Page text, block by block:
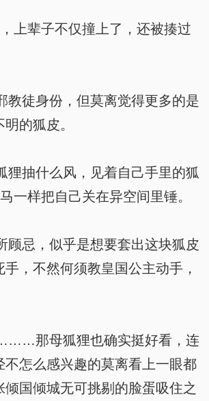
上辈子不仅撞上了，还被揍过
徒身份，但莫离觉得更多的是
的狐皮。
抽什么风，见着自己手里的狐
一样把自己关在异空间里锤。
忌，似乎是想要套出这块狐皮
，不然何须教皇国公主动手，
那母狐狸也确实挺好看，连
不怎么感兴趣的莫离看上一眼都
倾国倾城无可挑剔的脸蛋吸住之